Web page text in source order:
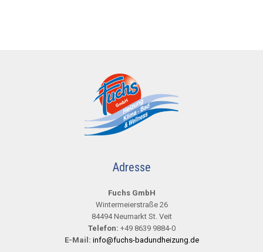
Adresse
Fuchs GmbH
Wintermeierstraße 26
84494 Neumarkt St. Veit
Telefon: +49 8639 9884-0
E-Mail: info@fuchs-badundheizung.de